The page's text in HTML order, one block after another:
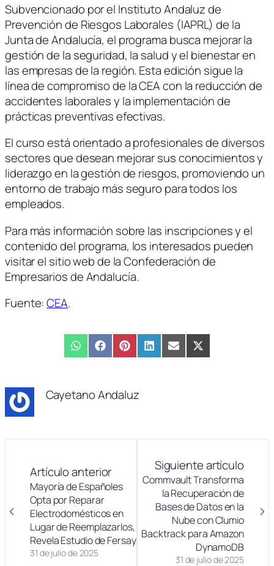
Subvencionado por el Instituto Andaluz de
Prevención de Riesgos Laborales (IAPRL) de la
Junta de Andalucía, el programa busca mejorar la
gestión de la seguridad, la salud y el bienestar en
las empresas de la región. Esta edición sigue la
línea de compromiso de la CEA con la reducción de
accidentes laborales y la implementación de
prácticas preventivas efectivas.
El curso está orientado a profesionales de diversos
sectores que desean mejorar sus conocimientos y
liderazgo en la gestión de riesgos, promoviendo un
entorno de trabajo más seguro para todos los
empleados.
Para más información sobre las inscripciones y el
contenido del programa, los interesados pueden
visitar el sitio web de la Confederación de
Empresarios de Andalucía.
Fuente:CEA.
Compartir
en
WhatsAppCompartir
en
FacebookCompartir
en
PinterestCompartir
en
LinkedInCompartir
en
EmailCompartir
en
X
(Twitter)
Cayetano Andaluz
Artículo anterior
31 de julio de 2025
Mayoría de Españoles
Opta por Reparar
Electrodomésticos en
Lugar de Reemplazarlos,
Revela Estudio de Fersay
Siguiente artículo
31 de julio de 2025
Commvault Transforma
la Recuperación de
Bases de Datos en la
Nube con Clumio
Backtrack para Amazon
DynamoDB